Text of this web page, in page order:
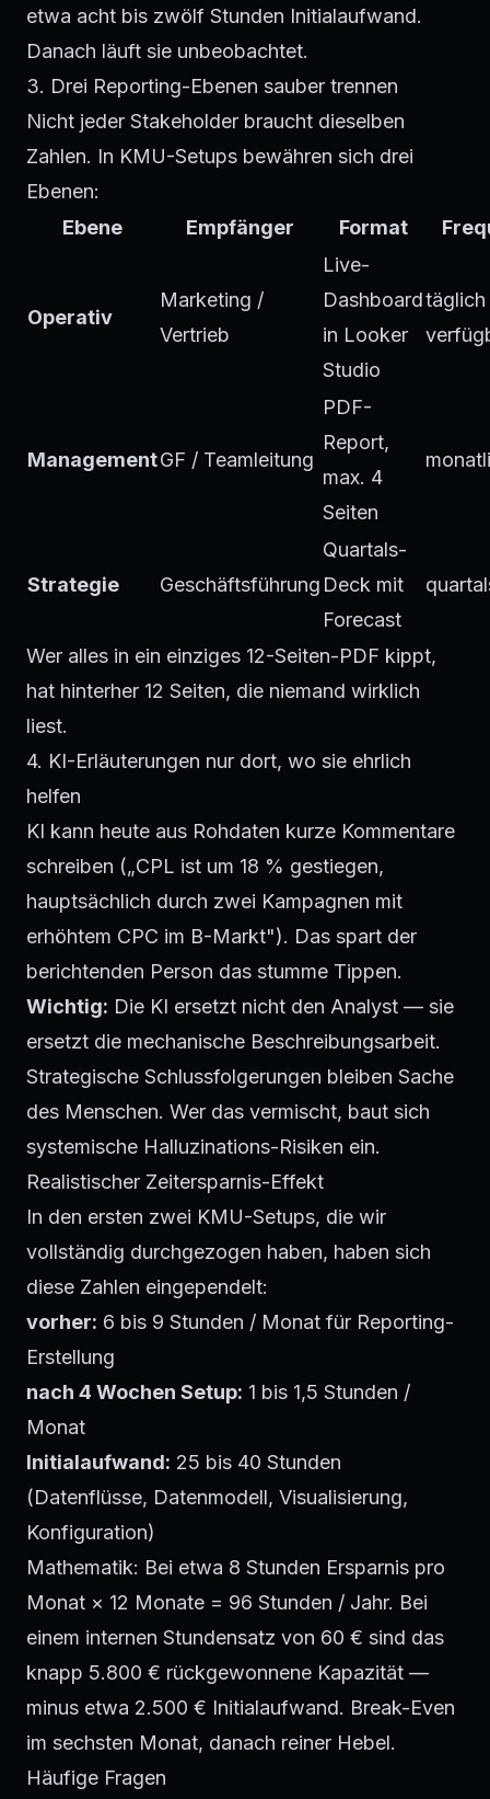
etwa acht bis zwölf Stunden Initialaufwand.
Danach läuft sie unbeobachtet.
3. Drei Reporting-Ebenen sauber trennen
Nicht jeder Stakeholder braucht dieselben
Zahlen. In KMU-Setups bewähren sich drei
Ebenen:
Ebene
Empfänger Format
Operativ
Marketing /
Vertrieb
Live-
Dashboard
in Looker
Studio
täglich
ManagementGF / Teamleitung
PDF-
Report,
max. 4
Seiten
Strategie Geschäftsführung
Quartals-
Deck mit
Forecast
Wer alles in ein einziges 12-Seiten-PDF kippt,
hat hinterher 12 Seiten, die niemand wirklich
liest.
4. KI-Erläuterungen nur dort, wo sie ehrlich
helfen
KI kann heute aus Rohdaten kurze Kommentare
schreiben („CPL ist um 18 % gestiegen,
hauptsächlich durch zwei Kampagnen mit
erhöhtem CPC im B-Markt"). Das spart der
berichtenden Person das stumme Tippen.
Wichtig: Die KI ersetzt nicht den Analyst — sie
ersetzt die mechanische Beschreibungsarbeit.
Strategische Schlussfolgerungen bleiben Sache
des Menschen. Wer das vermischt, baut sich
systemische Halluzinations-Risiken ein.
Realistischer Zeitersparnis-Effekt
In den ersten zwei KMU-Setups, die wir
vollständig durchgezogen haben, haben sich
diese Zahlen eingependelt:
vorher: 6 bis 9 Stunden / Monat für Reporting-
Erstellung
nach 4 Wochen Setup: 1 bis 1,5 Stunden /
Monat
Initialaufwand: 25 bis 40 Stunden
(Datenflüsse, Datenmodell, Visualisierung,
Konfiguration)
Mathematik: Bei etwa 8 Stunden Ersparnis pro
Monat × 12 Monate = 96 Stunden / Jahr. Bei
einem internen Stundensatz von 60 € sind das
knapp 5.800 € rückgewonnene Kapazität —
minus etwa 2.500 € Initialaufwand. Break-Even
im sechsten Monat, danach reiner Hebel.
Häufige Fragen